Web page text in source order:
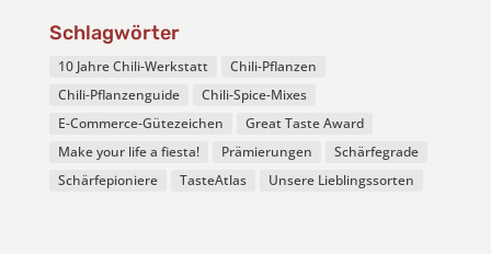
Schlagwörter
10 Jahre Chili-Werkstatt
Chili-Pflanzen
Chili-Pflanzenguide
Chili-Spice-Mixes
E-Commerce-Gütezeichen
Great Taste Award
Make your life a fiesta!
Prämierungen
Schärfegrade
Schärfepioniere
TasteAtlas Unsere Lieblingssorten